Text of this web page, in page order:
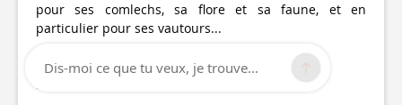
pour ses comlechs, sa flore et sa faune, et en
particulier pour ses vautours...
Dénivelé : 600 m
Durée : 4h00
Dis-moi ce que tu veux, je trouve...